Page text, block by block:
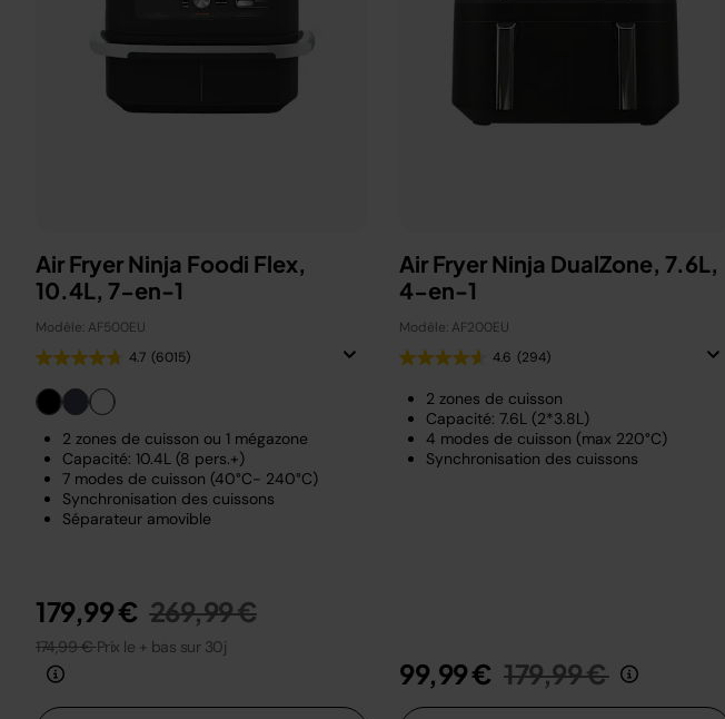
Air Fryer Ninja Foodi Flex,
10.4L, 7-en-1
Modèle: AF500EU
4.7 (6015)
2 zones de cuisson ou 1 mégazone
Capacité: 10.4L (8 pers.+)
7 modes de cuisson (40°C- 240°C)
Synchronisation des cuissons
Séparateur amovible
179,99 € Prix réduit de
269,99 €au
174,99 €Prix le + bas sur 30j
Air Fryer Ninja DualZone, 7.6L,
4-en-1
Modèle: AF200EU
4.6 (294)
2 zones de cuisson
Capacité: 7.6L (2*3.8L)
4 modes de cuisson (max 220°C)
Synchronisation des cuissons
99,99 € Prix réduit de
179,99 €au